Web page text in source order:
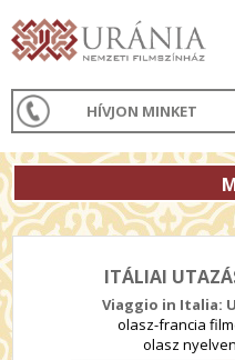
HÍVJON MINKET
ITÁLIAI
Viaggio in Italia:
olasz-francia
olasz